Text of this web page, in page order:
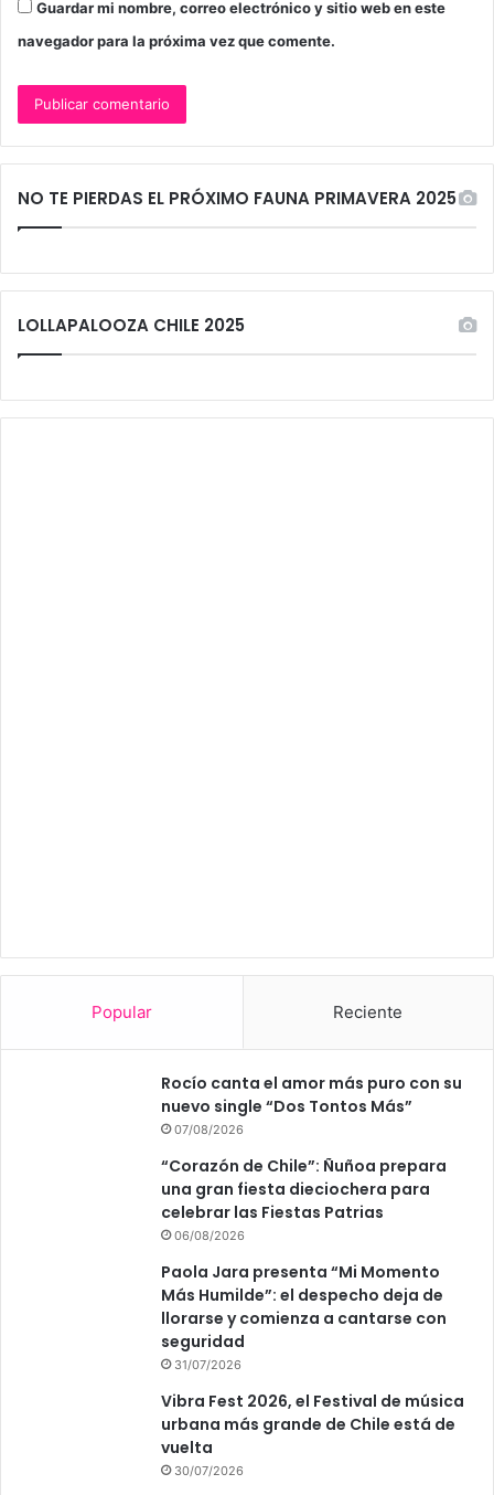
Guardar mi nombre, correo electrónico y sitio web en este
navegador para la próxima vez que comente.
NO TE PIERDAS EL PRÓXIMO FAUNA PRIMAVERA 2025
LOLLAPALOOZA CHILE 2025
Popular Reciente
Rocío canta el amor más puro con su
nuevo single “Dos Tontos Más”
07/08/2026
“Corazón de Chile”: Ñuñoa prepara
una gran fiesta dieciochera para
celebrar las Fiestas Patrias
06/08/2026
Paola Jara presenta “Mi Momento
Más Humilde”: el despecho deja de
llorarse y comienza a cantarse con
seguridad
31/07/2026
Vibra Fest 2026, el Festival de música
urbana más grande de Chile está de
vuelta
30/07/2026